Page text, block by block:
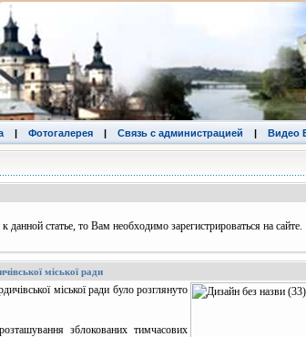
| Фотогалерея | Связь с администрацией | Видео
данной статье, то Вам необходимо зарегистрироваться на сайте.
міської ради
міської ради було розглянуто
зблокованих тимчасових